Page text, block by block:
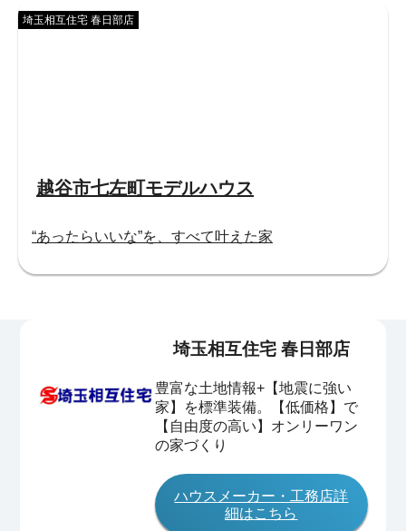
越谷市七左町モデルハウス
埼玉相互住宅 春日部店
“あったらいいな”を、すべて叶えた家
埼玉相互住宅 春日部店
豊富な土地情報+【地震に強い
家】を標準装備。【低価格】で
【自由度の高い】オンリーワン
の家づくり
ハウスメーカー・工務店詳
細はこちら